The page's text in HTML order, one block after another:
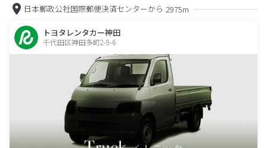
日本郵政公社国際郵便決済センターから 2975m
トヨタレンタカー神田
千代田区神田多町2-9-6